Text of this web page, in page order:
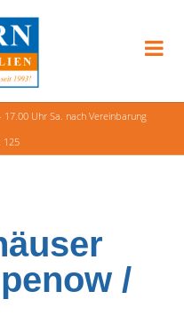
17.00 Uhr Sa. nach Vereinbarung
125
/